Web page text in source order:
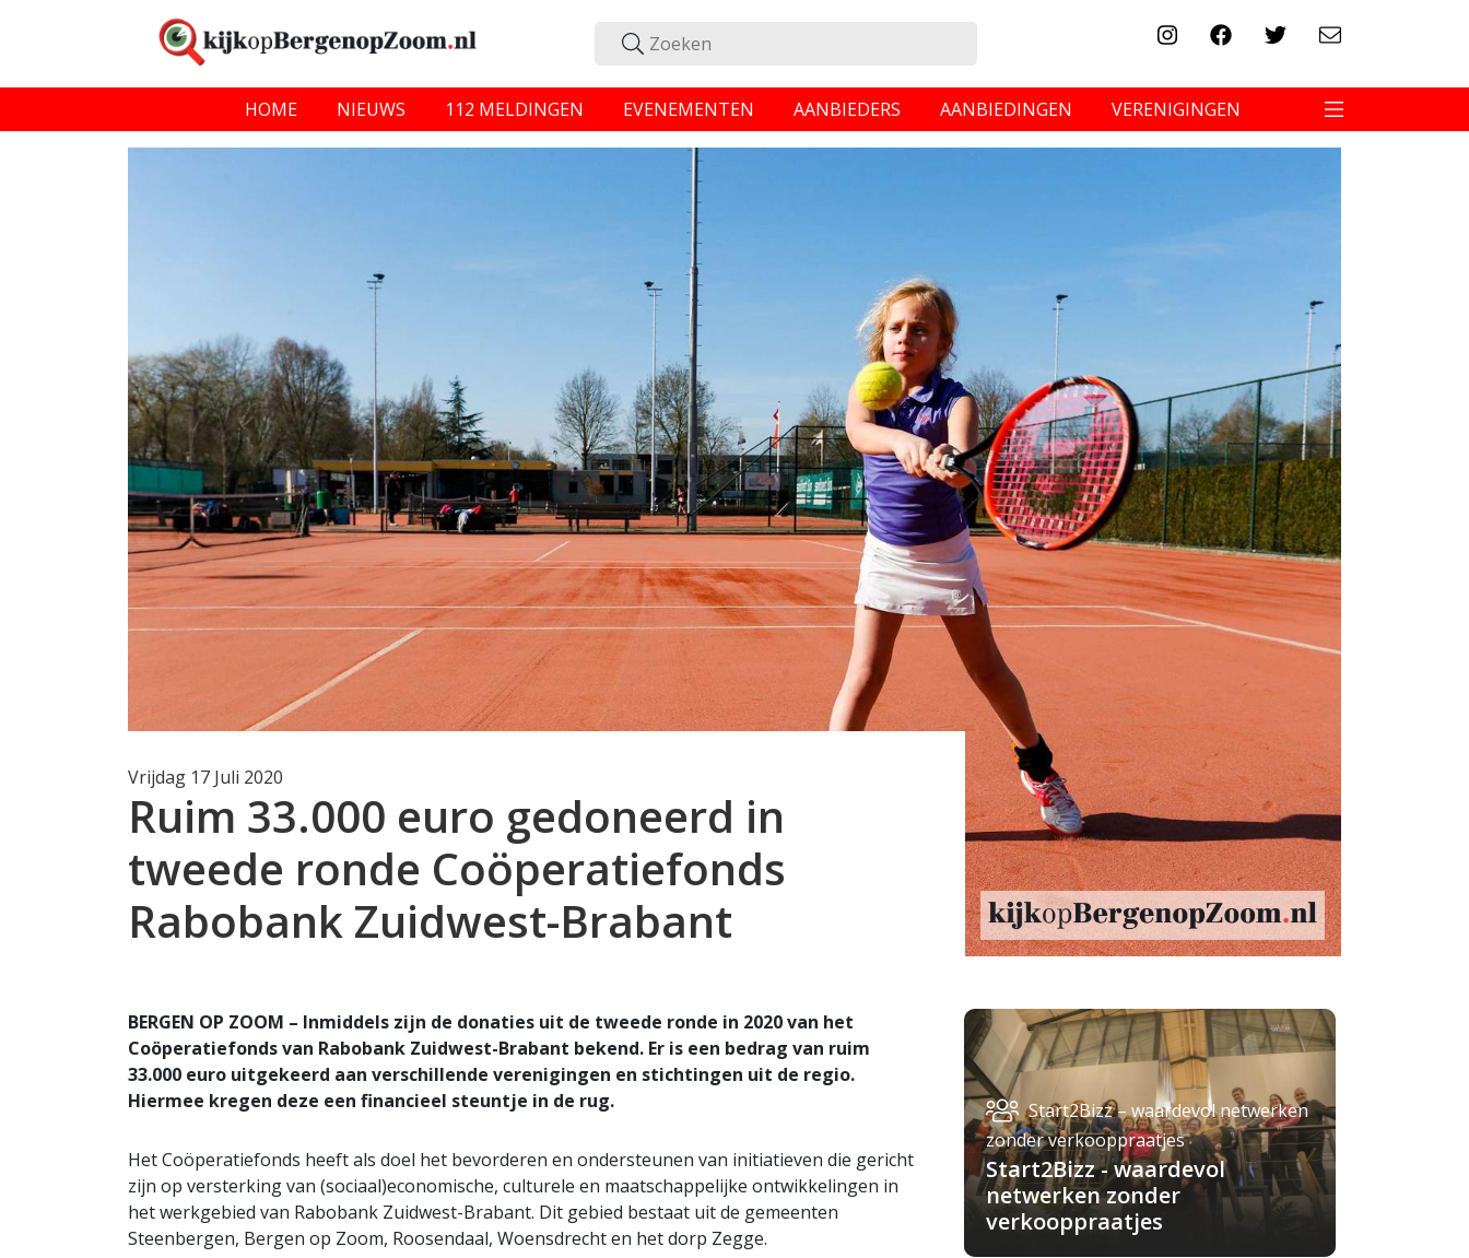
HOME NIEUWS 112 MELDINGEN EVENEMENTEN AANBIEDERS AANBIEDINGEN VERENIGINGEN
Vrijdag 17 Juli 2020
Ruim 33.000 euro gedoneerd in
tweede ronde Coöperatiefonds
Rabobank Zuidwest-Brabant
BERGEN OP ZOOM – Inmiddels zijn de donaties uit de tweede ronde in 2020 van het
Coöperatiefonds van Rabobank Zuidwest-Brabant bekend. Er is een bedrag van ruim
33.000 euro uitgekeerd aan verschillende verenigingen en stichtingen uit de regio.
Hiermee kregen deze een financieel steuntje in de rug.
Het Coöperatiefonds heeft als doel het bevorderen en ondersteunen van initiatieven die gericht
zijn op versterking van (sociaal)economische, culturele en maatschappelijke ontwikkelingen in
het werkgebied van Rabobank Zuidwest-Brabant. Dit gebied bestaat uit de gemeenten
Steenbergen, Bergen op Zoom, Roosendaal, Woensdrecht en het dorp Zegge.
Start2Bizz – waardevol netwerken
zonder verkooppraatjes
Start2Bizz - waardevol
netwerken zonder
verkooppraatjes